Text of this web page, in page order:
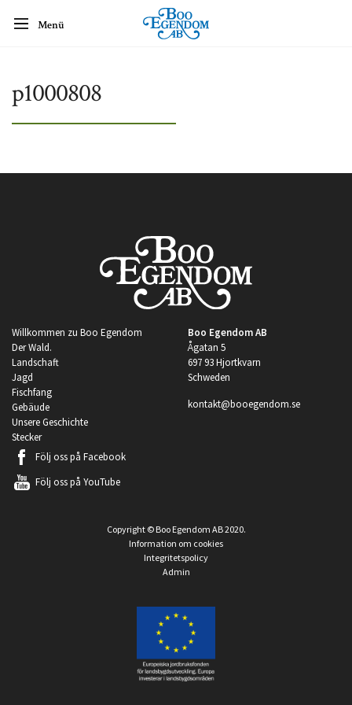
Menü
p1000808
Willkommen zu Boo Egendom
Der Wald.
Landschaft
Jagd
Fischfang
Gebäude
Unsere Geschichte
Stecker
Boo Egendom AB
Ågatan 5
697 93 Hjortkvarn
Schweden
kontakt@booegendom.se
Följ oss på Facebook
Följ oss på YouTube
Copyright © Boo Egendom AB 2020.
Information om cookies
Integritetspolicy
Admin